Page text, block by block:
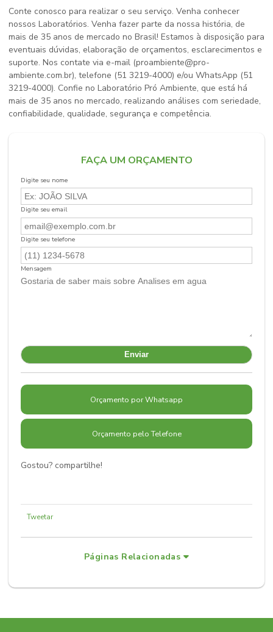
Conte conosco para realizar o seu serviço. Venha conhecer
nossos Laboratórios. Venha fazer parte da nossa história, de
mais de 35 anos de mercado no Brasil! Estamos à disposição para
eventuais dúvidas, elaboração de orçamentos, esclarecimentos e
suporte. Nos contate via e-mail (proambiente@pro-
ambiente.com.br), telefone (51 3219-4000) e/ou WhatsApp (51
3219-4000). Confie no Laboratório Pró Ambiente, que está há
mais de 35 anos no mercado, realizando análises com seriedade,
confiabilidade, qualidade, segurança e competência.
FAÇA UM ORÇAMENTO
Digite seu nome
Digite seu email
Digite seu telefone
Mensagem
Orçamento por Whatsapp
Orçamento pelo Telefone
Gostou? compartilhe!
Tweetar
Páginas Relacionadas